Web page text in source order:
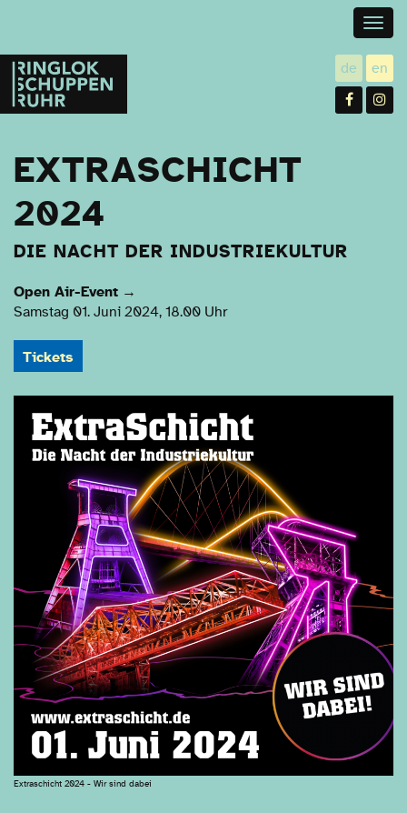
Ringlokschuppen
Ruhr
de utsch
en
EXTRASCHICHT
2024
DIE NACHT DER INDUSTRIEKULTUR
Open Air-Event →
Samstag 01. Juni 2024, 18.00 Uhr
Tickets
Extraschicht 2024 - Wir sind dabei